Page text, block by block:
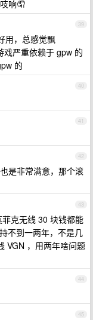
响🤦
39
用，总感觉飘
戏严重依赖于 gpw 的
的
40
41
42
是非常满意，那个滚
43
克无线 30 块钱都能
不到一两年，不是几
VGN ，用两年啥问题
44
45